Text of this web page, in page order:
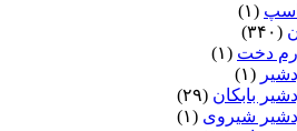
(۱)
(۳۴۰)
دخت (۱)
(۱)
بابکان (۲۹)
شیروی (۱)